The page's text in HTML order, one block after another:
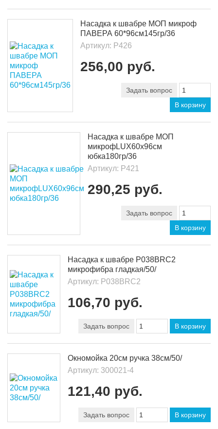
Насадка к швабре МОП микроф
ПАВЕРА 60*96см145гр/36
Артикул: Р426
256,00 руб.
Задать вопрос
В корзину
Насадка к швабре МОП
микрофLUX60х96см
юбка180гр/36
Артикул: Р421
290,25 руб.
Задать вопрос
В корзину
Насадка к швабре Р038ВRС2
микрофибра гладкая/50/
Артикул: Р038ВRC2
106,70 руб.
Задать вопрос В корзину
Окномойка 20см ручка 38см/50/
Артикул: 300021-4
121,40 руб.
Задать вопрос В корзину